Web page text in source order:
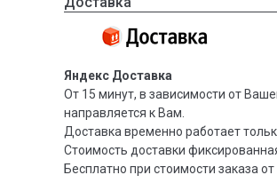
Яндекс Доставка
От 15 минут, в зависимости от
направляется к Вам.
Доставка временно работает
Стоимость доставки
Бесплатно при стоимости заказа от